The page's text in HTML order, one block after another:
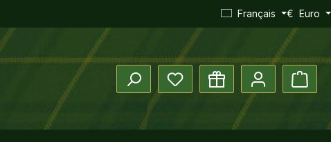
Français € Euro
Vous avez 0 articles dans votre
Le